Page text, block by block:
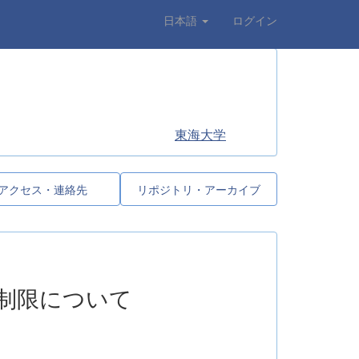
日本語 ログイン
東海大学
クセス・連絡先 リポジトリ・アーカイブ
限について